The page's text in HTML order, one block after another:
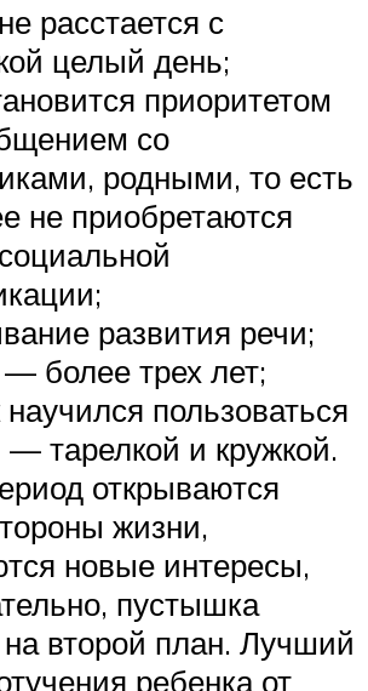
расстается с
целый день;
приоритетом
со
родными, то есть
не приобретаются
развития речи;
— более трех лет;
пользоваться
— тарелкой и кружкой.
открываются
жизни,
новые интересы,
пустышка
на второй план. Лучший
ребенка от